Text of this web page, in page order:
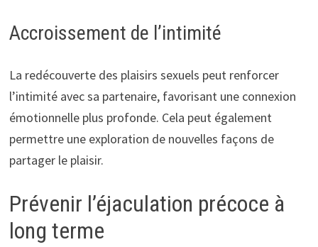
Accroissement de l’intimité
La redécouverte des plaisirs sexuels peut renforcer
l’intimité avec sa partenaire, favorisant une connexion
émotionnelle plus profonde. Cela peut également
permettre une exploration de nouvelles façons de
partager le plaisir.
Prévenir l’éjaculation précoce à
long terme